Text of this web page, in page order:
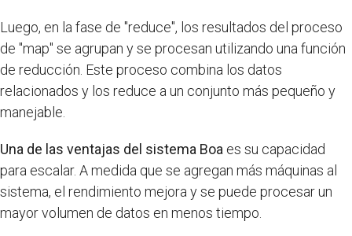
Luego, en la fase de "reduce", los resultados del proceso
de "map" se agrupan y se procesan utilizando una función
de reducción. Este proceso combina los datos
relacionados y los reduce a un conjunto más pequeño y
manejable.
Una de las ventajas del sistema Boa es su capacidad
para escalar. A medida que se agregan más máquinas al
sistema, el rendimiento mejora y se puede procesar un
mayor volumen de datos en menos tiempo.